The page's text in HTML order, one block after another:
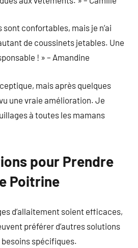
confortables, mais je n’ai
de coussinets jetables. Une
! » – Amandine
mais après quelques
une vraie amélioration. Je
à toutes les mamans
pour Prendre
Poitrine
d’allaitement soient efficaces,
préférer d’autres solutions
spécifiques.